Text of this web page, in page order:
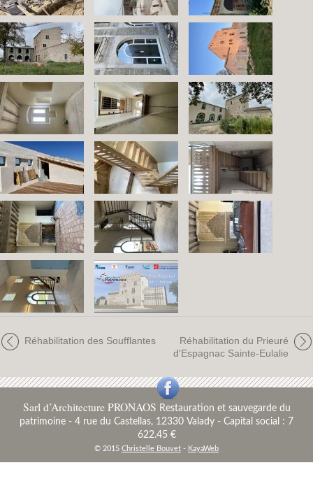
Réhabilitation du Prieuré
d'Espagnac Sainte-Eulalie
Réhabilitation des Soufflantes
Sarl d’Architecture PRONAOS Restauration et sauvegarde du
patrimoine - 4 rue du Castellas, 12330 Valady - Capital social : 7
622.45 €
© 2015 Christelle Bouvet - KayaWeb